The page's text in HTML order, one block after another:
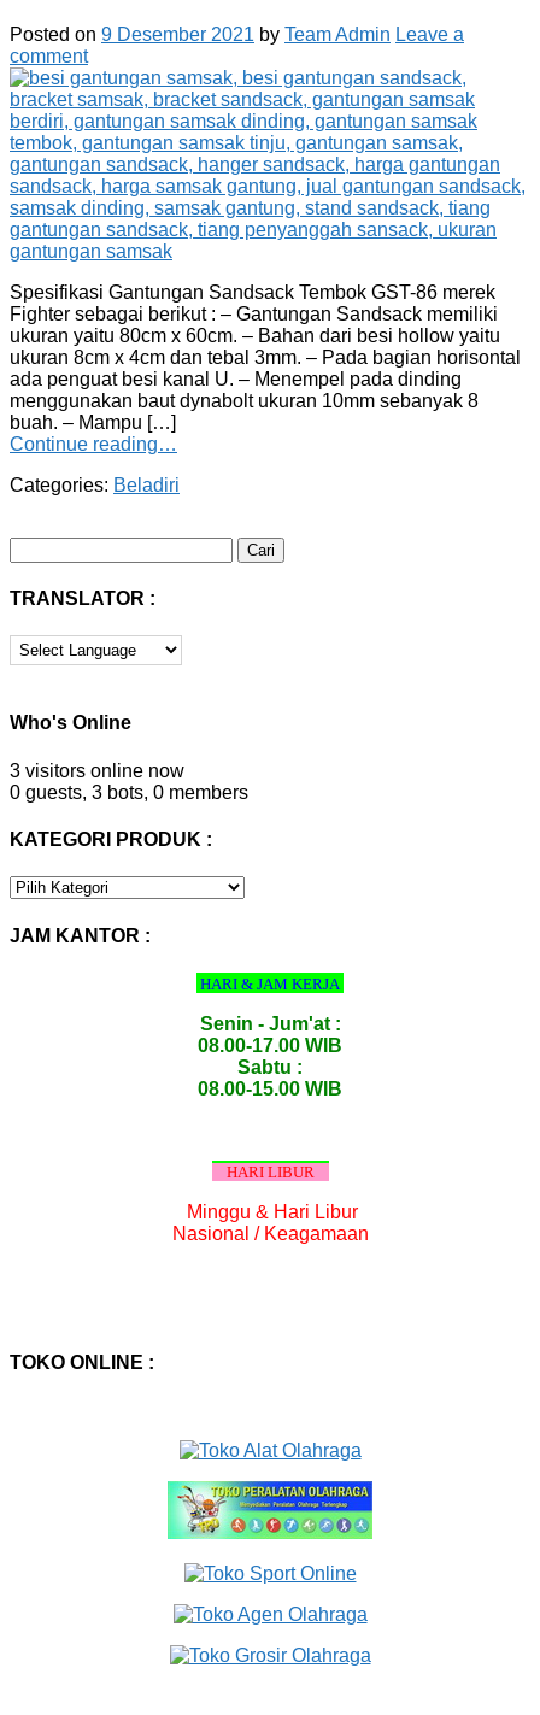
Posted on 9 Desember 2021 by Team Admin Leave a
comment
Spesifikasi Gantungan Sandsack Tembok GST-86 merek
Fighter sebagai berikut : – Gantungan Sandsack memiliki
ukuran yaitu 80cm x 60cm. – Bahan dari besi hollow yaitu
ukuran 8cm x 4cm dan tebal 3mm. – Pada bagian horisontal
ada penguat besi kanal U. – Menempel pada dinding
menggunakan baut dynabolt ukuran 10mm sebanyak 8
buah. – Mampu […]
Continue reading…
Categories: Beladiri
untuk:
TRANSLATOR :
Who's Online
3 visitors online now
0 guests, 3 bots, 0 members
KATEGORI PRODUK :
KATEGORI
JAM KANTOR :
HARI & JAM KERJA
Senin - Jum'at :
08.00-17.00 WIB
Sabtu :
08.00-15.00 WIB
HARI LIBUR
Minggu & Hari Libur
Nasional / Keagamaan
TOKO ONLINE :